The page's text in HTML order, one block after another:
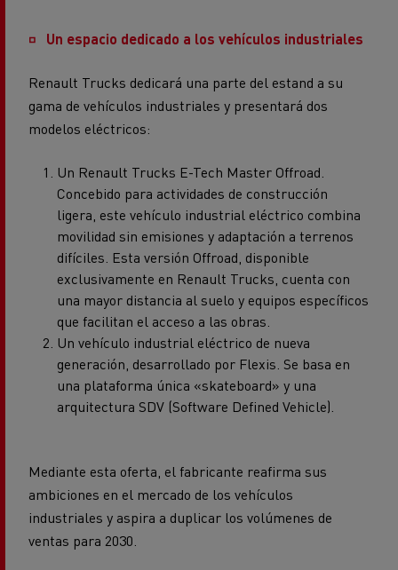
gama de vehículos industriales y presentará dos
modelos eléctricos:
Concebido para actividades de construcción
ligera, este vehículo industrial eléctrico combina
movilidad sin emisiones y adaptación a terrenos
difíciles. Esta versión Offroad, disponible
exclusivamente en Renault Trucks, cuenta con
una mayor distancia al suelo y equipos específicos
que facilitan el acceso a las obras.
Un vehículo industrial eléctrico de nueva
generación, desarrollado por Flexis. Se basa en
una plataforma única «skateboard» y una
arquitectura SDV (Software Defined Vehicle).
ambiciones en el mercado de los vehículos
industriales y aspira a duplicar los volúmenes de
ventas para 2030.